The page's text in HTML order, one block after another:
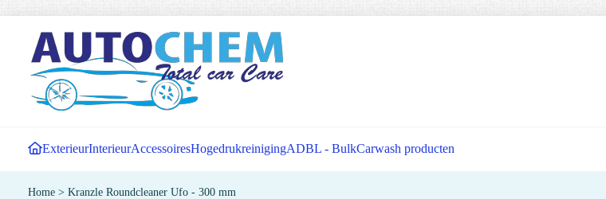
ExterieurInterieurAccessoiresHogedrukreinigingADBL - BulkCarwash producten
Home > Kranzle Roundcleaner Ufo - 300 mm